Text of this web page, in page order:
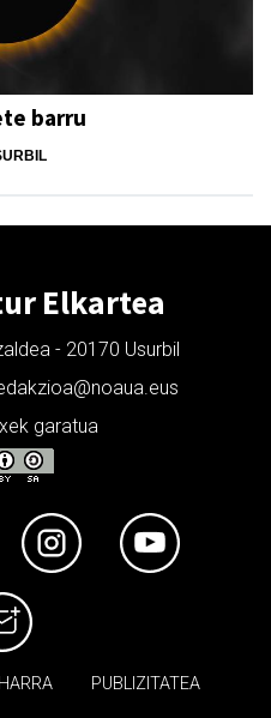
barru
Elkartea
- 20170 Usurbil
garatua
PUBLIZITATEA